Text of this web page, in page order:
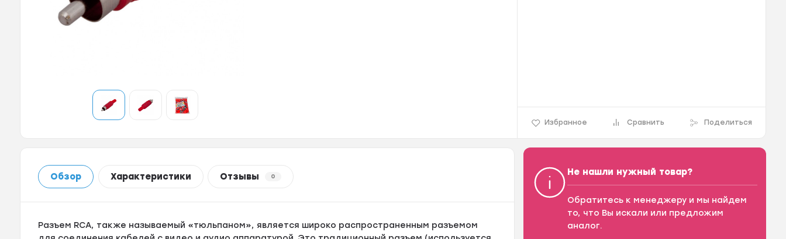
Избранное Сравнить Поделиться
Обзор Характеристики Отзывы 0
Разъем RCA, также называемый «тюльпаном», является широко распространенным разъемом
Не нашли нужный товар?
Обратитесь к менеджеру и мы найдем
то, что Вы искали или предложим
аналог.